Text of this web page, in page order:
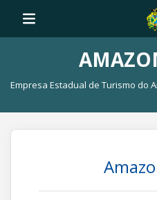
Empresa Estadual de Turismo do